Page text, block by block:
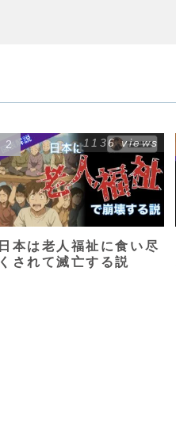
日本は老人福祉に食い尽
くされて滅亡する説
1136 views